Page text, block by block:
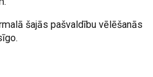
šajās pašvaldību vēlēšanās